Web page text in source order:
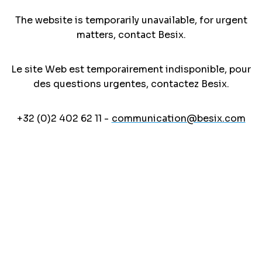
The website is temporarily unavailable, for urgent
matters, contact Besix.
Le site Web est temporairement indisponible, pour
des questions urgentes, contactez Besix.
+32 (0)2 402 62 11 - communication@besix.com